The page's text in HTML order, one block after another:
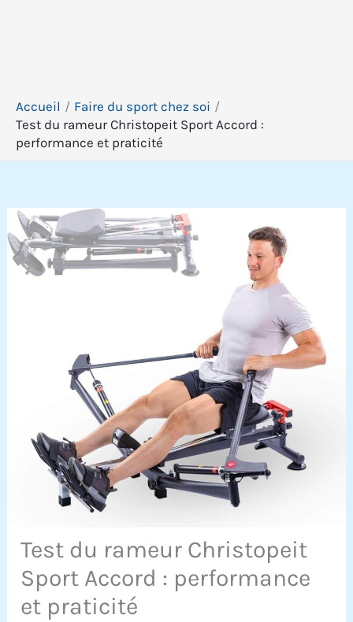
Accueil
Faire du sport chez soi
Test du rameur Christopeit Sport Accord :
performance et praticité
Test du rameur Christopeit
Sport Accord : performance
et praticité